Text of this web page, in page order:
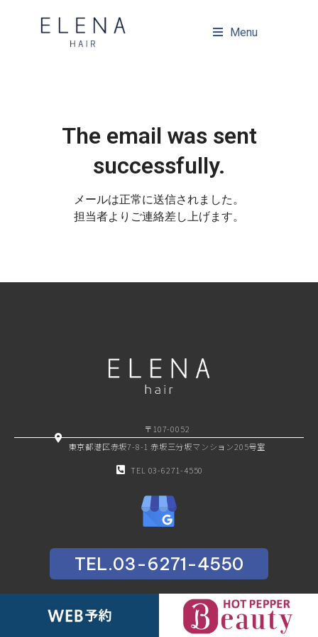
Menu
The email was sent
successfully.
メールは正常に送信されました。
担当者よりご連絡差し上げます。
〒107-0052
東京都港区赤坂7-8-1 赤坂三分坂マンション205号室
TEL 03-6271-4550
TEL.03-6271-4550